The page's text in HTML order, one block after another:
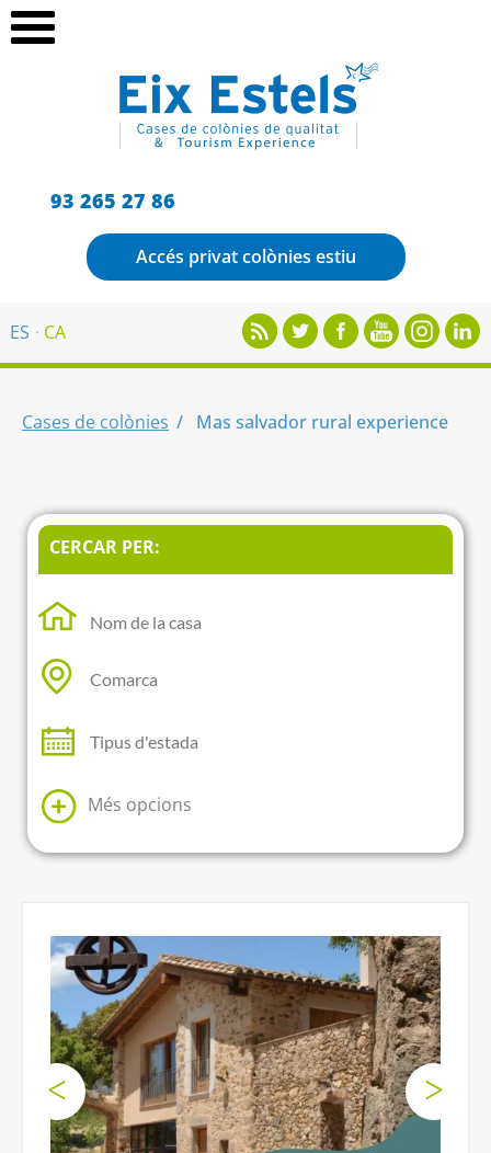
93 265 27 86
Accés privat colònies estiu
ES CA
Cases de colònies Mas salvador rural experience
CERCAR PER:
Més opcions